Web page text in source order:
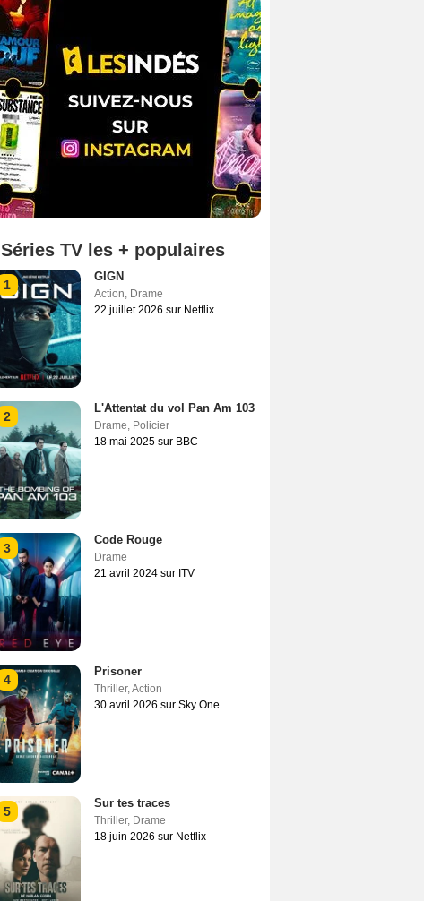
Séries TV les + populaires
1
GIGN
Action, Drame
22 juillet 2026 sur Netflix
2
L'Attentat du vol Pan Am 103
Drame, Policier
18 mai 2025 sur BBC
3
Code Rouge
Drame
21 avril 2024 sur ITV
4
Prisoner
Thriller,Action
30 avril 2026 sur Sky One
5
Sur tes traces
Thriller, Drame
18 juin 2026 sur Netflix